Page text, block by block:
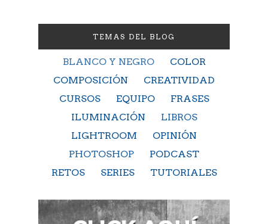
TEMAS DEL BLOG
BLANCO Y NEGRO
COLOR
COMPOSICIÓN
CREATIVIDAD
CURSOS
EQUIPO
FRASES
ILUMINACIÓN
LIBROS
LIGHTROOM
OPINIÓN
PHOTOSHOP
PODCAST
RETOS
SERIES TUTORIALES